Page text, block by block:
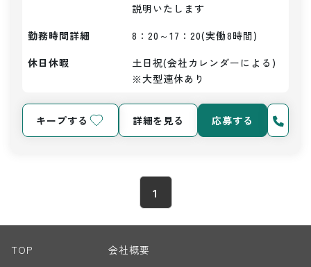
説明いたします
勤務時間詳細
8：20～17：20(実働8時間)
休日休暇
土日祝(会社カレンダーによる)
※大型連休あり
キープする 詳細を見る 応募する
1
TOP 会社概要